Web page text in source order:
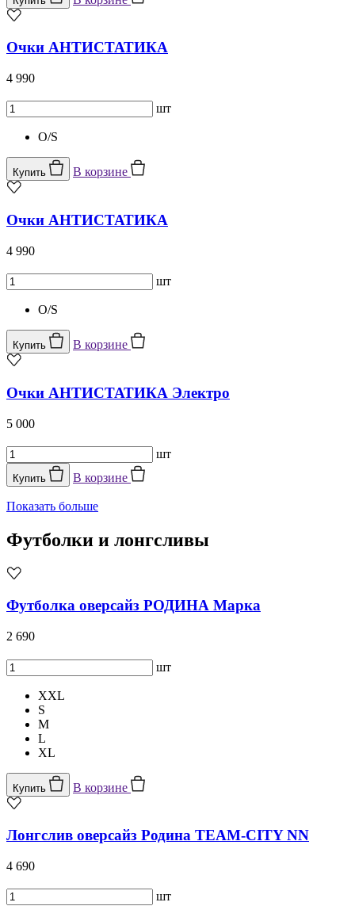
Очки АНТИСТАТИКА
4 990
шт
O/S
Купить В корзине
Очки АНТИСТАТИКА
4 990
шт
O/S
Купить В корзине
Очки АНТИСТАТИКА Электро
5 000
шт
Купить В корзине
Показать больше
Футболки и лонгсливы
Футболка оверсайз РОДИНА Марка
2 690
шт
XXL
S
M
L
XL
Купить В корзине
Лонгслив оверсайз Родина TEAM-CITY NN
4 690
шт